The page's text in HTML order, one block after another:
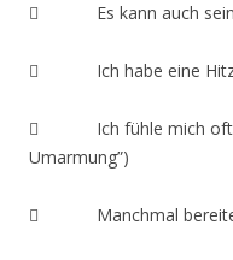
 Es kann auch sein,
 Ich habe eine Hitze
 Ich fühle mich oft
Umarmung”)
 Manchmal bereitet